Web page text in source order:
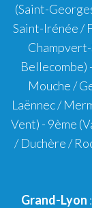
(Saint-
Saint-Irénée /
Champvert-
Bellecombe) -
Mouche /
Laënnec /
Vent) - 9ème
/ Duchère /
Grand-Lyon :